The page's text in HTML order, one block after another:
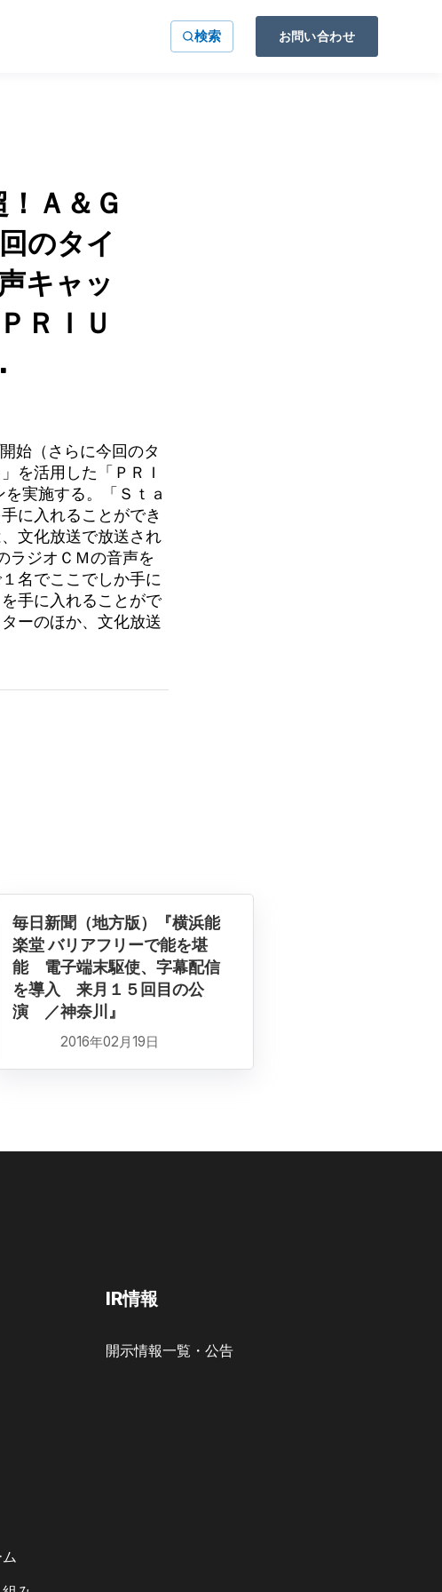
検索 お問い合わせ
Ａ＆Ｇ
のタイ
キャッ
ＲＩＵ
始（さらに今回のタ
を活用した「ＰＲＩ
実施する。「Ｓｔａ
に入れることができ
文化放送で放送され
ラジオＣＭの音声を
名でここでしか手に
手に入れることがで
ーのほか、文化放送
毎日新聞（地方版）『横浜能
楽堂 バリアフリーで能を堪
能 電子端末駆使、字幕配信
を導入 来月１５回目の公
演 ／神奈川』
2016年02月19日
IR情報
開示情報一覧・公告